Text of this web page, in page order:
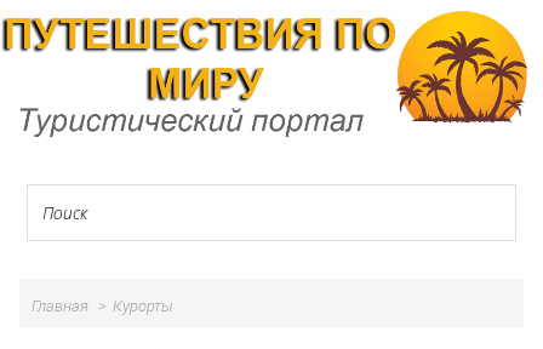
Главная Курорты